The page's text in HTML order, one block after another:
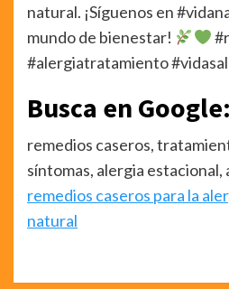
natural. ¡Síguenos en
mundo de bienestar!
#alergiatratamiento
Busca en Google:
remedios caseros,
síntomas, alergia estacional,
remedios caseros para la
natural